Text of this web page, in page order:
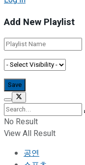
Add New Playlist
No Result
View All Result
공연